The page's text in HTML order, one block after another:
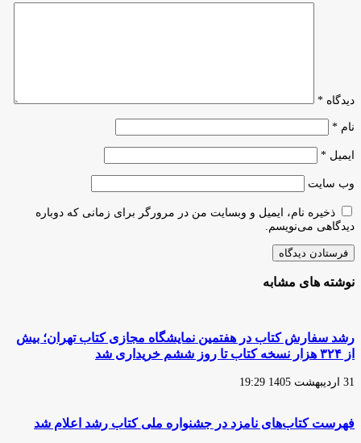
دیدگاه *
نام *
ایمیل *
وب‌ سایت
ذخیره نام، ایمیل و وبسایت من در مرورگر برای زمانی که دوباره
دیدگاهی می‌نویسم.
نوشته های مشابه
رشد سفارش‌ کتاب در هفتمین نمایشگاه مجازی کتاب تهران؛ بیش
از ۳۲۴ هزار نسخه کتاب تا روز ششم خریداری شد
31 اردیبهشت 1405 19:29
فهرست کتاب‌های نامزد در جشنواره ملی کتاب رشد اعلام شد